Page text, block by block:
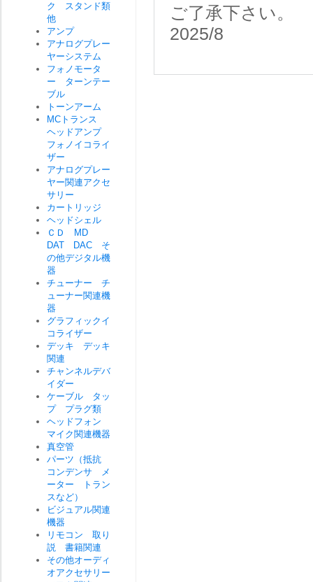
ご了承下さい。
2025/8
ク スタンド類
他
アンプ
アナログプレー
ヤーシステム
フォノモータ
ー ターンテー
ブル
トーンアーム
MCトランス
ヘッドアンプ
フォノイコライ
ザー
アナログプレー
ヤー関連アクセ
サリー
カートリッジ
ヘッドシェル
ＣＤ MD
DAT DAC そ
の他デジタル機
器
チューナー チ
ューナー関連機
器
グラフィックイ
コライザー
デッキ デッキ
関連
チャンネルデバ
イダー
ケーブル タッ
プ プラグ類
ヘッドフォン
マイク関連機器
真空管
パーツ（抵抗
コンデンサ メ
ーター トラン
スなど）
ビジュアル関連
機器
リモコン 取り
説 書籍関連
その他オーディ
オアクセサリー